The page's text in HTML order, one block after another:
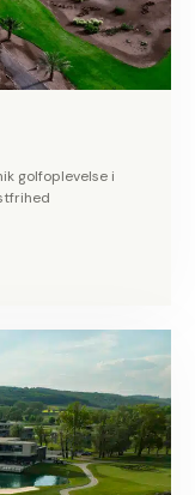
golfoplevelse i